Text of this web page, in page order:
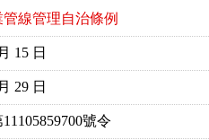
線管理自治條例
15 日
29 日
號令